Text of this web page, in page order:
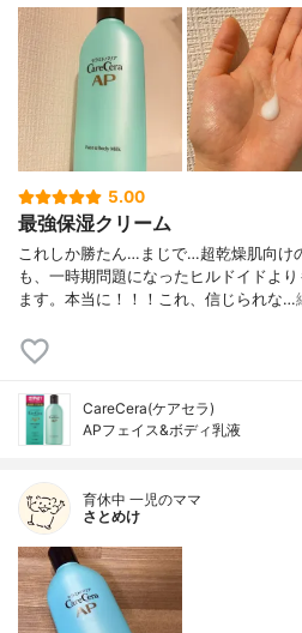
5.00
最強保湿クリーム
これしか勝たん…まじで…超乾燥肌向け
も、一時期問題になったヒルドイドよ
ます。本当に！！！これ、信じられな…
CareCera(ケアセラ)
APフェイス&ボディ乳液
育休中 一児のママ
さとめけ